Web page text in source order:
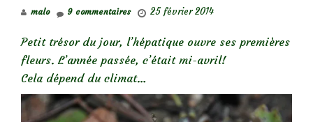
malo 25 février 2014
9 commentaires
Petit trésor du jour, l’hépatique ouvre ses premières
fleurs. L’année passée, c’était mi-avril!
Cela dépend du climat…